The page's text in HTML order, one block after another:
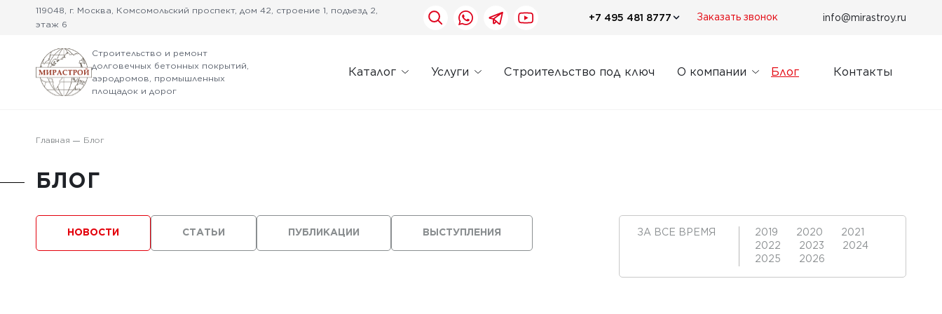
119048, г. Москва, Комсомольский проспект, дом 42, строение 1, подъезд 2,
этаж 6
+7 495 481 8777 Заказать звонок info@mirastroy.ru
Строительство и ремонт
долговечных бетонных покрытий,
аэродромов, промышленных
площадок и дорог
Каталог Услуги Строительство под ключ О компании Блог Контакты
Главная Блог
БЛОГ
ВЫСТУПЛЕНИЯ
ПУБЛИКАЦИИ
НОВОСТИ СТАТЬИ ЗА ВСЕ ВРЕМЯ 2019 2020
2021
2022
2023
2024
2025
2026